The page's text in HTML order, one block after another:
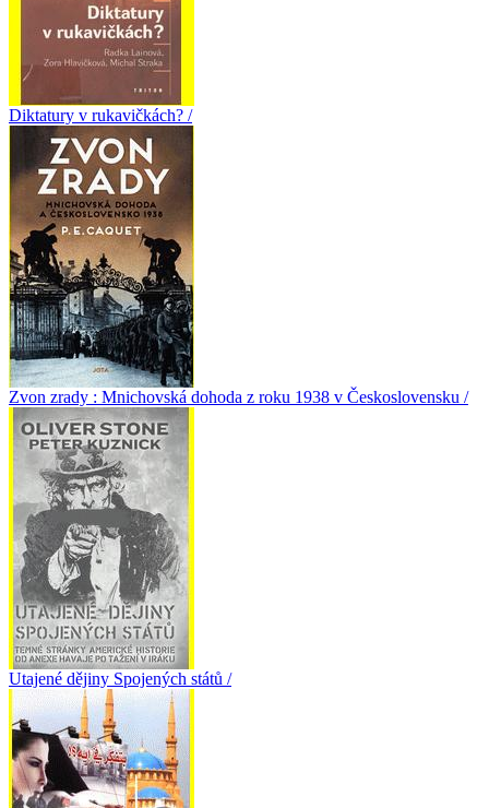
Diktatury v rukavičkách? /
Zvon zrady : Mnichovská dohoda z roku 1938 v Československu /
Utajené dějiny Spojených států /